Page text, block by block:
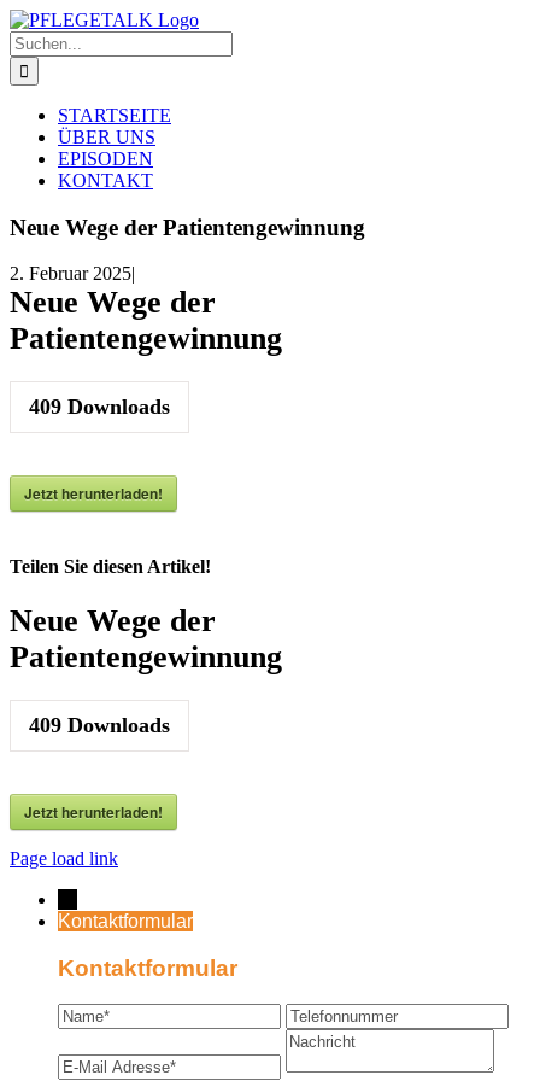
Zum
Inhalt
springen
Suche
nach:
STARTSEITE
ÜBER UNS
EPISODEN
KONTAKT
Neue Wege der Patientengewinnung
2. Februar 2025|
Neue Wege der
Patientengewinnung
409 Downloads
Jetzt herunterladen!
Teilen Sie diesen Artikel!
Facebook
X
Reddit
LinkedIn
WhatsApp
Telegram
Tumblr
Pinterest
Vk
Xing
E-
Mail
Neue Wege der
Patientengewinnung
409 Downloads
Jetzt herunterladen!
Page load link
Kontaktformular
Kontaktformular